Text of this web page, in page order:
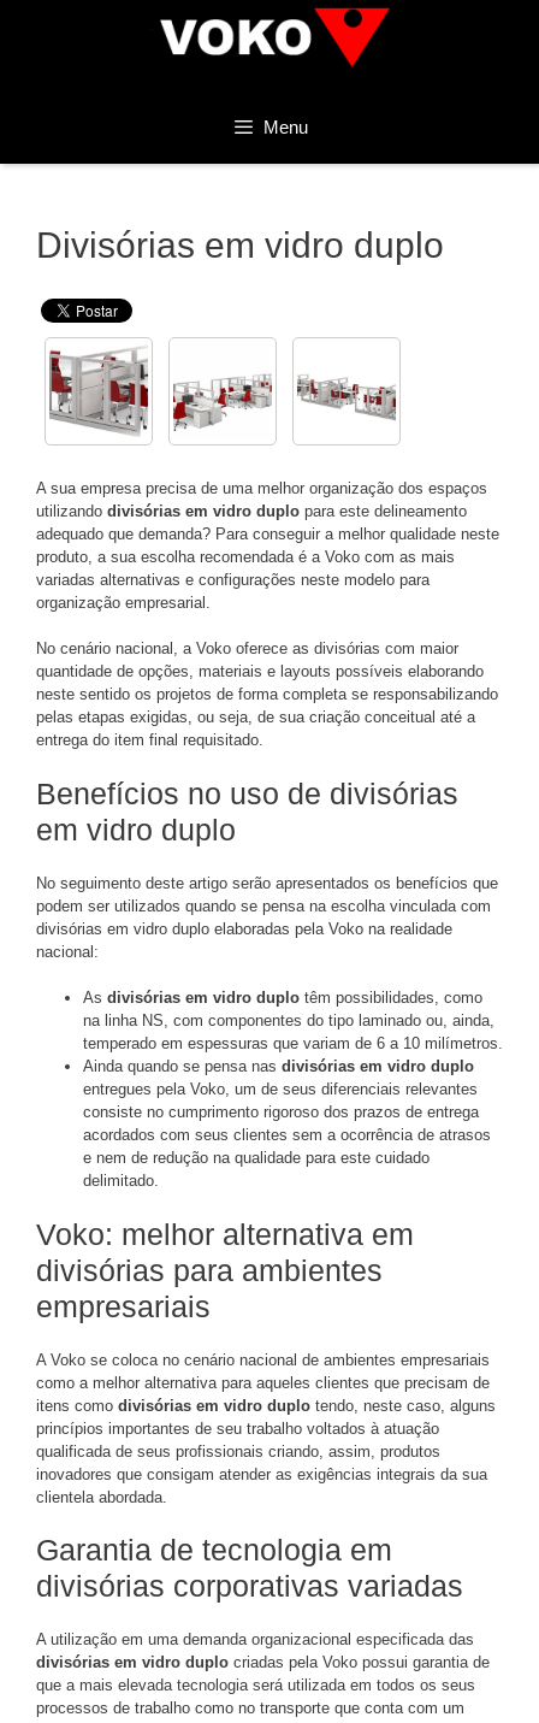
Menu
Divisórias em vidro duplo
A sua empresa precisa de uma melhor organização dos espaços
utilizando divisórias em vidro duplo para este delineamento
adequado que demanda? Para conseguir a melhor qualidade neste
produto, a sua escolha recomendada é a Voko com as mais
variadas alternativas e configurações neste modelo para
organização empresarial.
No cenário nacional, a Voko oferece as divisórias com maior
quantidade de opções, materiais e layouts possíveis elaborando
neste sentido os projetos de forma completa se responsabilizando
pelas etapas exigidas, ou seja, de sua criação conceitual até a
entrega do item final requisitado.
Benefícios no uso de divisórias
em vidro duplo
No seguimento deste artigo serão apresentados os benefícios que
podem ser utilizados quando se pensa na escolha vinculada com
divisórias em vidro duplo elaboradas pela Voko na realidade
nacional:
As divisórias em vidro duplo têm possibilidades, como
na linha NS, com componentes do tipo laminado ou, ainda,
temperado em espessuras que variam de 6 a 10 milímetros.
Ainda quando se pensa nas divisórias em vidro duplo
entregues pela Voko, um de seus diferenciais relevantes
consiste no cumprimento rigoroso dos prazos de entrega
acordados com seus clientes sem a ocorrência de atrasos
e nem de redução na qualidade para este cuidado
delimitado.
Voko: melhor alternativa em
divisórias para ambientes
empresariais
A Voko se coloca no cenário nacional de ambientes empresariais
como a melhor alternativa para aqueles clientes que precisam de
itens como divisórias em vidro duplo tendo, neste caso, alguns
princípios importantes de seu trabalho voltados à atuação
qualificada de seus profissionais criando, assim, produtos
inovadores que consigam atender as exigências integrais da sua
clientela abordada.
Garantia de tecnologia em
divisórias corporativas variadas
A utilização em uma demanda organizacional especificada das
divisórias em vidro duplo criadas pela Voko possui garantia de
que a mais elevada tecnologia será utilizada em todos os seus
processos de trabalho como no transporte que conta com um